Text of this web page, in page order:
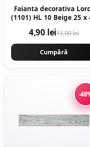
Faianta decorativa
(1101) HL 10
4,90 lei11,90 lei
Cumpără
-